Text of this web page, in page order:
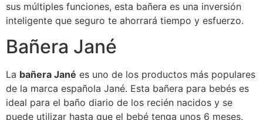
sus múltiples funciones, esta bañera es una inversión
inteligente que seguro te ahorrará tiempo y esfuerzo.
Bañera Jané
La bañera Jané es uno de los productos más populares
de la marca española Jané. Esta bañera para bebés es
ideal para el baño diario de los recién nacidos y se
puede utilizar hasta que el bebé tenga unos 6 meses.